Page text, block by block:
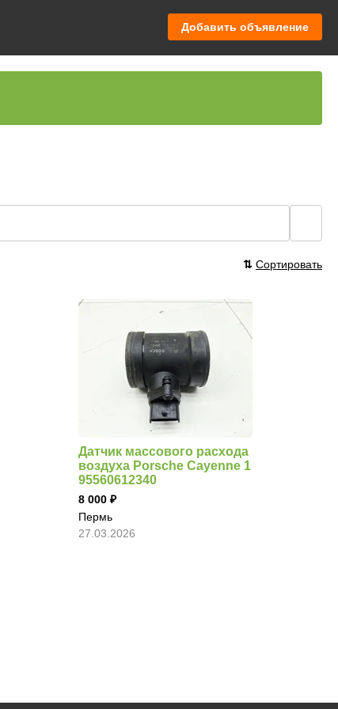
Добавить объявление
⇅ Сортировать
Датчик массового расхода
воздуха Porsche Cayenne 1
95560612340
8 000
Пермь
27.03.2026